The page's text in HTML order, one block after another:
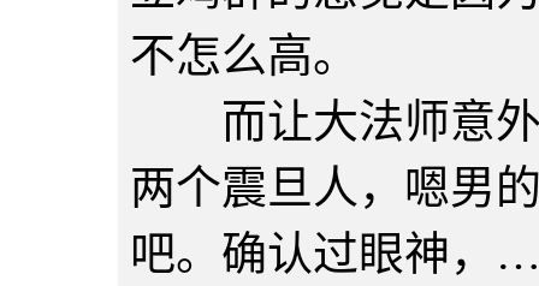
不怎么高。
而让大法师意外
两个震旦人，嗯男
吧。确认过眼神，